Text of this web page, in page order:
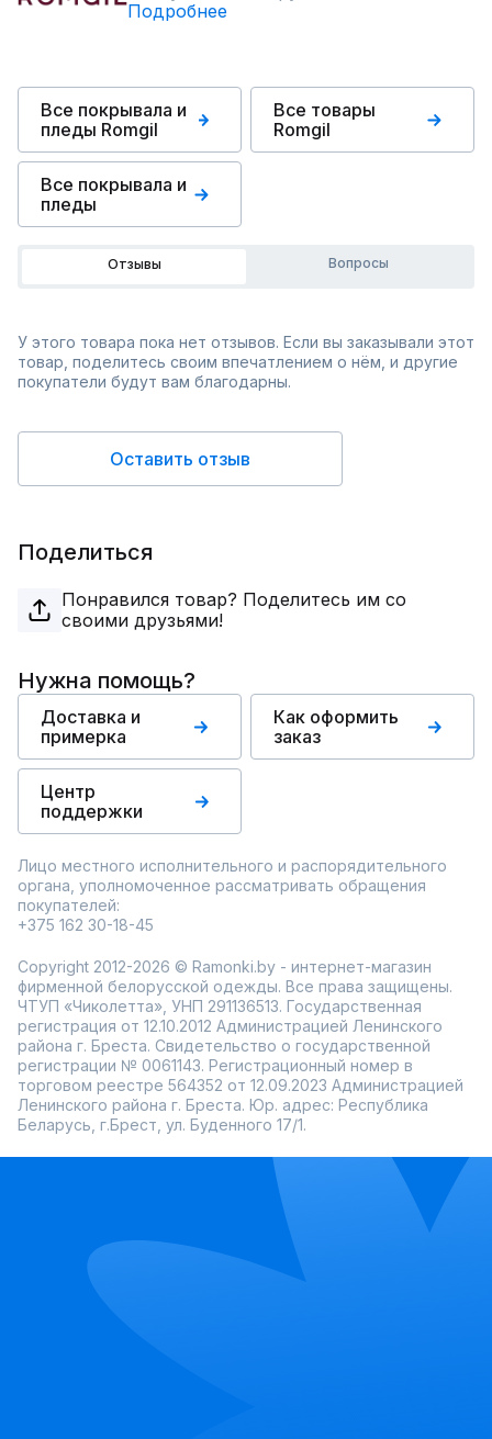
Подробнее
Все покрывала и
пледы Romgil
Все товары
Romgil
Все покрывала и
пледы
Отзывы Вопросы
У этого товара пока нет отзывов. Если вы заказывали этот
товар, поделитесь своим впечатлением о нём, и другие
покупатели будут вам благодарны.
Оставить отзыв
Поделиться
Понравился товар? Поделитесь им со
своими друзьями!
Нужна помощь?
Доставка и
примерка
Как оформить
заказ
Центр
поддержки
Лицо местного исполнительного и распорядительного
органа, уполномоченное рассматривать обращения
покупателей:
+375 162 30-18-45
Copyright 2012-2026 © Ramonki.by - интернет-магазин
фирменной белорусской одежды. Все права защищены.
ЧТУП «Чиколетта», УНП 291136513. Государственная
регистрация от 12.10.2012 Администрацией Ленинского
района г. Бреста. Свидетельство о государственной
регистрации № 0061143. Регистрационный номер в
торговом реестре 564352 от 12.09.2023 Администрацией
Ленинского района г. Бреста. Юр. адрес: Республика
Беларусь, г.Брест, ул. Буденного 17/1.